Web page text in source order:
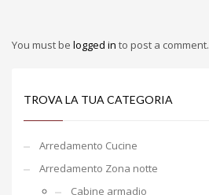
You must be logged in to post a comment.
TROVA LA TUA CATEGORIA
Arredamento Cucine
Arredamento Zona notte
Cabine armadio